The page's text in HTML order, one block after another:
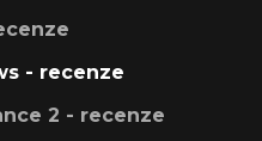
- recenze
2 - recenze